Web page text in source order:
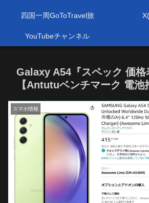
四国一周GoToTravel旅
YouTubeチャンネル
Galaxy A54『スペック 価格
【Antutuベンチマーク 電池
スマホ情報